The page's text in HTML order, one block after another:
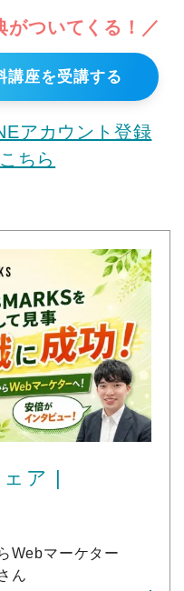
がついてくる！／
講座を受講する
アカウント登録
ちら
ア |
Webマーケター
ん